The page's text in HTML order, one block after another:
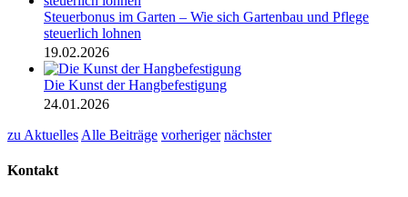
Steuerbonus im Garten – Wie sich Gartenbau und Pflege
steuerlich lohnen
19.02.2026
Die Kunst der Hangbefestigung
24.01.2026
zu Aktuelles Alle Beiträge vorheriger nächster
Kontakt